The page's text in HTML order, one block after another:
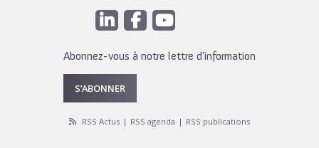
Abonnez-vous à notre lettre d’information
S’ABONNER
RSS Actus RSS agenda RSS publications